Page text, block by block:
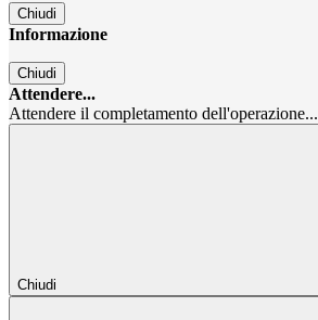
Chiudi
Informazione
Chiudi
Attendere...
Attendere il completamento dell'operazione...
Chiudi